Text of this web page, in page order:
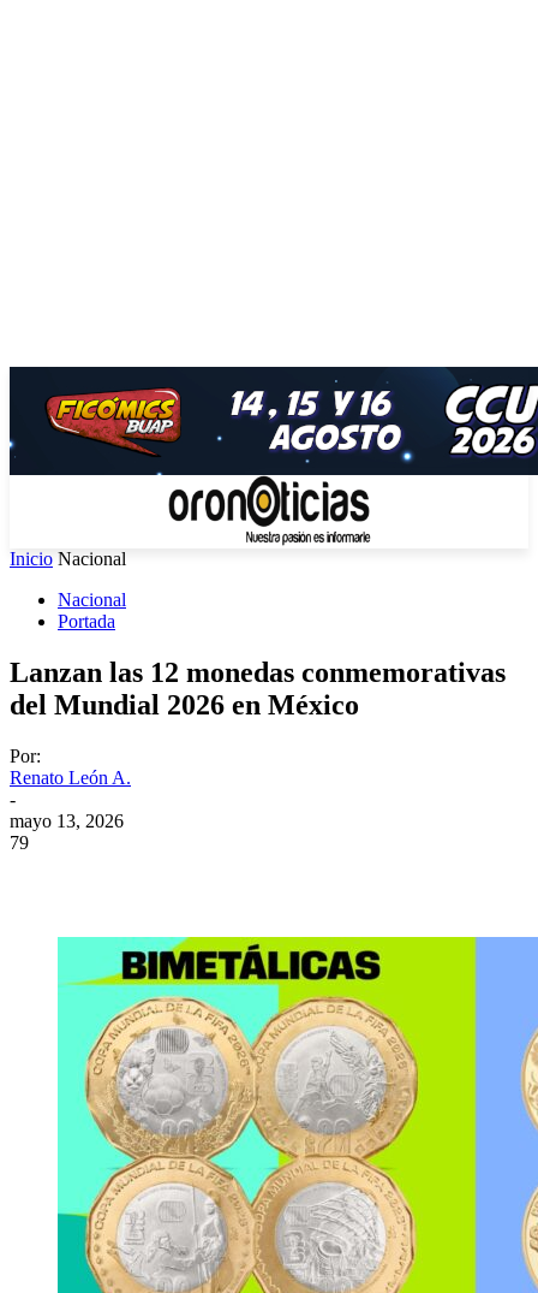
Inicio Nacional
Nacional
Portada
Lanzan las 12 monedas conmemorativas
del Mundial 2026 en México
Por:
Renato León A.
-
mayo 13, 2026
79